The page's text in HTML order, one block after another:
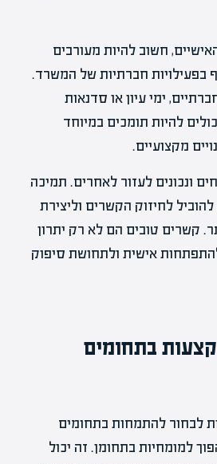
חשוב להיות מעורבים
בפעילויות חברתיות של המשרד.
ימי עיון או סדנאות
להיות תומכים במיוחד
מקצועיים.
ונכונים לעזור לאחרים. תמיכה
לחיזוק הקשרים וליצירת
קשרים טובים הם לא רק יתרון
אישית ולתחושת סיפוק
בתחומים
לבחור להתמחות בתחומים
למומחיות בתחומן. זה יכול